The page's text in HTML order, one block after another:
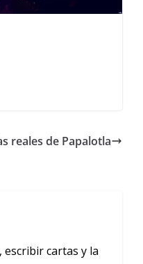
reales de Papalotla
cartas y la